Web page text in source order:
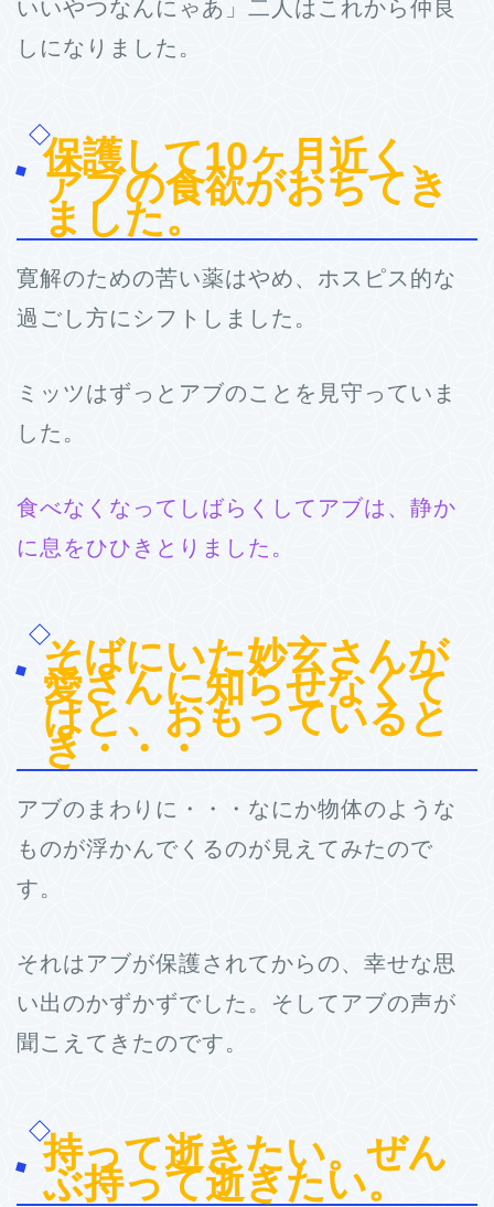
いいやつなんにゃあ」二人はこれから仲良
しになりました。
保護して10ヶ月近く、
アブの食欲がおちてき
ました。
寛解のための苦い薬はやめ、ホスピス的な
過ごし方にシフトしました。
ミッツはずっとアブのことを見守っていま
した。
食べなくなってしばらくしてアブは、静か
に息をひひきとりました。
そばにいた妙玄さんが
愛さんに知らせなくて
はと、おもっていると
き・・・
アブのまわりに・・・なにか物体のような
ものが浮かんでくるのが見えてみたので
す。
それはアブが保護されてからの、幸せな思
い出のかずかずでした。そしてアブの声が
聞こえてきたのです。
持って逝きたい。ぜん
ぶ持って逝きたい。